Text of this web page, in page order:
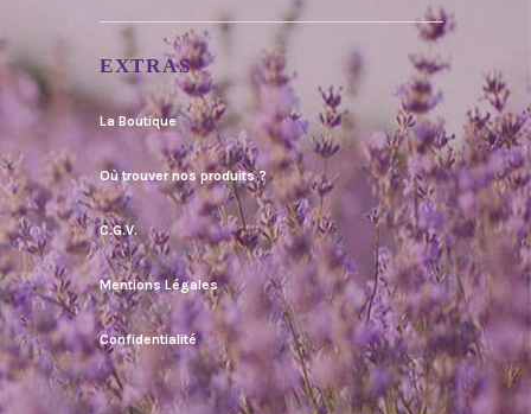
EXTRAS
La Boutique
Où trouver nos produits ?
C.G.V.
Mentions Légales
Confidentialité